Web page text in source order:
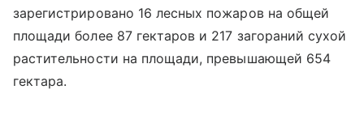
зарегистрировано 16 лесных пожаров на общей
площади более 87 гектаров и 217 загораний сухой
растительности на площади, превышающей 654
гектара.